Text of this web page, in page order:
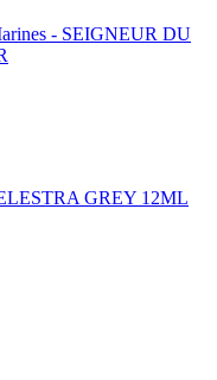
- SEIGNEUR DU
GREY 12ML